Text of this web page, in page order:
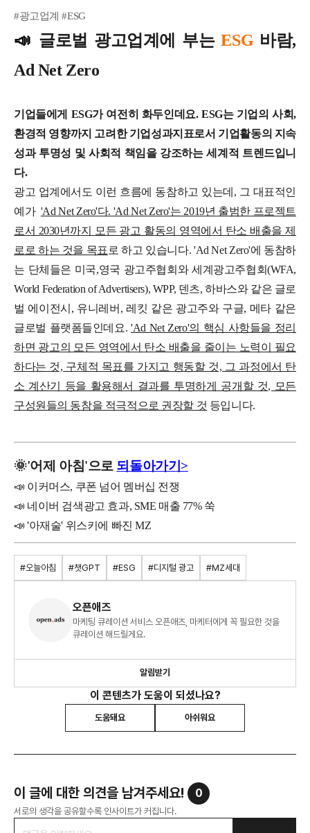
#광고업계 #ESG
📣 글로벌 광고업계에 부는ESG 바람,
Ad Net Zero
기업들에게 ESG가 여전히 화두인데요. ESG는 기업의 사회,
환경적 영향까지 고려한 기업성과지표로서 기업활동의 지속
성과 투명성 및 사회적 책임을 강조하는 세계적 트렌드입니
다.
광고 업계에서도 이런 흐름에 동참하고 있는데, 그 대표적인
예가 'Ad Net Zero'다. 'Ad Net Zero'는 2019년 출범한 프로젝트
로서 2030년까지 모든 광고 활동의 영역에서 탄소 배출을 제
로로 하는 것을 목표 로 하고 있습니다. 'Ad Net Zero'에 동참하
는 단체들은 미국,영국 광고주협회와 세계광고주협회(WFA,
World Federation of Advertisers), WPP, 덴츠, 하바스와 같은 글로
벌 에이전시, 유니레버, 레킷 같은 광고주와 구글, 메타 같은
글로벌 플랫폼들인데요.'Ad Net Zero'의 핵심 사항들을 정리
하면 광고의 모든 영역에서 탄소 배출을 줄이는 노력이 필요
하다는 것, 구체적 목표를 가지고 행동할 것, 그 과정에서 탄
소 계산기 등을 활용해서 결과를 투명하게 공개할 것, 모든
구성원들의 동참을 적극적으로 권장할 것 등입니다.
🌞'어제 아침'으로 되돌아가기>
📣 이커머스, 쿠폰 넘어 멤버십 전쟁
📣 네이버 검색광고 효과, SME 매출 77% 쑥
📣 '아재술' 위스키에 빠진 MZ
#오늘아침 #챗GPT #ESG #디지털 광고 #MZ세대
오픈애즈
마케팅 큐레이션 서비스 오픈애즈, 마케터에게 꼭 필요한 것을
큐레이션 해드릴게요.
알림받기
이 콘텐츠가 도움이 되셨나요?
도움돼요 아쉬워요
이 글에 대한 의견을 남겨주세요! 0
서로의 생각을 공유할수록 인사이트가 커집니다.